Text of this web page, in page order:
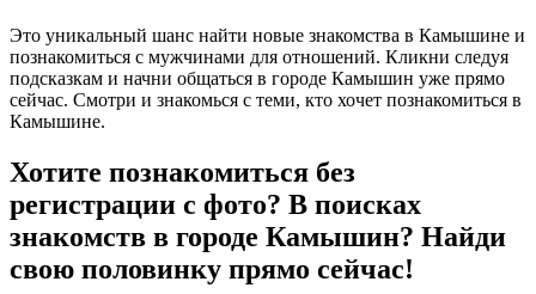
Это уникальный шанс найти новые знакомства в Камышине и
познакомиться с мужчинами для отношений. Кликни следуя
подсказкам и начни общаться в городе Камышин уже прямо
сейчас. Смотри и знакомься с теми, кто хочет познакомиться в
Камышине.
Хотите познакомиться без
регистрации с фото? В поисках
знакомств в городе Камышин? Найди
свою половинку прямо сейчас!